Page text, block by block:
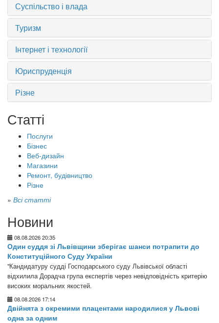
Суспільство і влада
Туризм
Інтернет і технології
Юриспруденція
Різне
Статті
Послуги
Бізнес
Веб-дизайн
Магазини
Ремонт, будівництво
Різне
» Всі статті
Новини
08.08.2026 20:35
Один суддя зі Львівщини зберігає шанси потрапити до
Конституційного Суду України
"Кандидатуру судді Господарського суду Львівської області
відхилила Дорадча група експертів через невідповідність критерію
високих моральних якостей.
08.08.2026 17:14
Двійнята з окремими плацентами народилися у Львові
одна за одним